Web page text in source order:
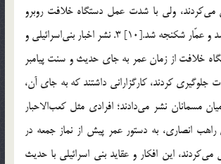
مي‌كردند، ولي با شدت عمل دستگاه خلافت روبرو
مي‌شدند، ابوذر تبعيد شد و عمّار شكنجه شد.[10] 3. نشر اخبار بني‌اسرائيلي و
خلافت از زمان عمر به جاي حديث و سنت پيامبر
جلوگيري كردند، كارگزاراني داشتند كه به جاي آن،
ميان مسمانان نشر مي‌دادند؛ افرادي مثل كعب‌الاحبار
انصاري، به دستور عمر پيش از نماز جمعه در
اين افكار و عقايد بني اسرائيلي با حديث